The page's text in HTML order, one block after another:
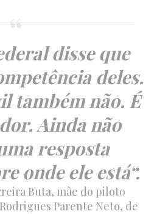
disse que
deles.
também não. É
Ainda não
resposta
onde ele está“.
Buta, mãe do piloto
Parente Neto, de